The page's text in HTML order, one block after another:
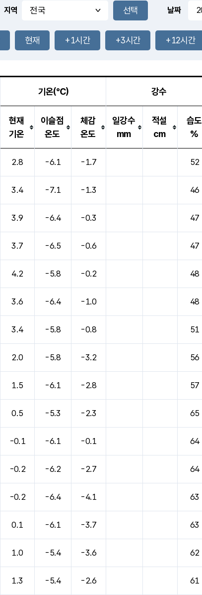
-mm
-mm
℃
- ℃
- m/s
-mm
-mm
지역 날짜
현재 +1시간 +3시간 +12시간
기온(℃) 강수
현재
기온
이슬점
온도
체감
온도
일강수
mm
적설
cm
습도
%
2.8 -6.1 -1.7 52
3.4 -7.1 -1.3 46
3.9 -6.4 -0.3 47
3.7 -6.5 -0.6 47
4.2 -5.8 -0.2 48
3.6 -6.4 -1.0 48
3.4 -5.8 -0.8 51
2.0 -5.8 -3.2 56
1.5 -6.1 -2.8 57
0.5 -5.3 -2.3 65
-0.1 -6.1 -0.1 64
-0.2 -6.2 -2.7 64
-0.2 -6.4 -4.1 63
0.1 -6.1 -3.7 63
1.0 -5.4 -3.6 62
1.3 -5.4 -2.6 61